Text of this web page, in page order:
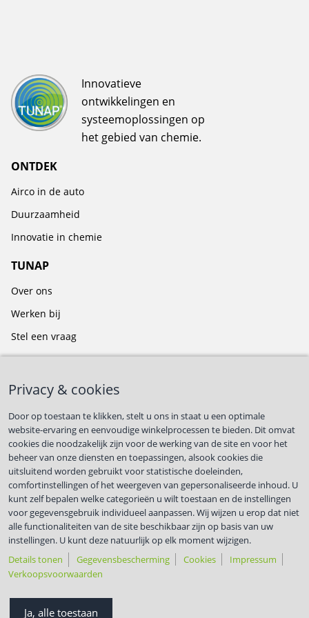
Innovatieve
ontwikkelingen en
systeemoplossingen op
het gebied van chemie.
ONTDEK
Airco in de auto
Duurzaamheid
Innovatie in chemie
TUNAP
Over ons
Werken bij
Stel een vraag
First name*
Last name*
Met respect voor jouw privacy.
compliance
Voorwaarden
Privacy & cookies
Door op toestaan te klikken, stelt u ons in staat u een optimale
website-ervaring en eenvoudige winkelprocessen te bieden. Dit omvat
cookies die noodzakelijk zijn voor de werking van de site en voor het
beheer van onze diensten en toepassingen, alsook cookies die
uitsluitend worden gebruikt voor statistische doeleinden,
comfortinstellingen of het weergeven van gepersonaliseerde inhoud. U
kunt zelf bepalen welke categorieën u wilt toestaan en de instellingen
voor gegevensgebruik individueel aanpassen. Wij wijzen u erop dat niet
alle functionaliteiten van de site beschikbaar zijn op basis van uw
instellingen. U kunt deze natuurlijk op elk moment wijzigen.
Details tonen
Gegevensbescherming Cookies
Impressum
Verkoopsvoorwaarden
Ja, alle toestaan